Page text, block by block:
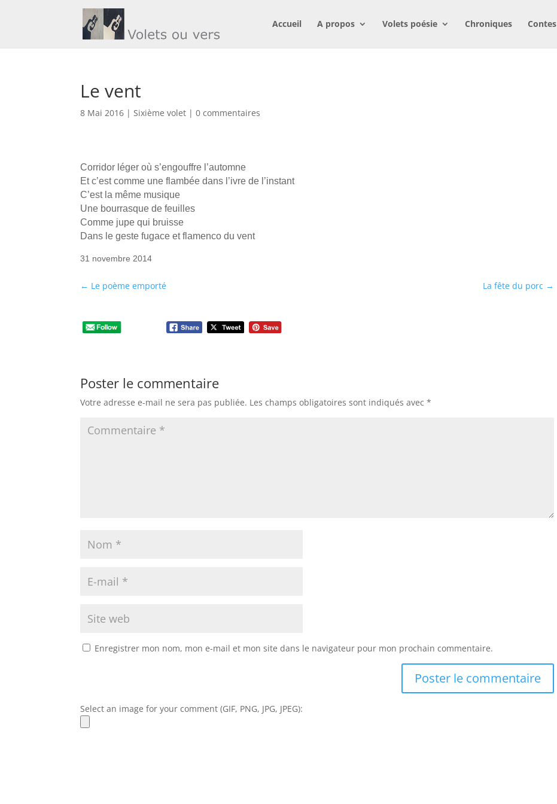
Accueil A propos Volets poésie Chroniques Contes
Le vent
8 Mai 2016 |Sixième volet |0 commentaires
Corridor léger où s’engouffre l’automne
Et c’est comme une flambée dans l’ivre de l’instant
C’est la même musique
Une bourrasque de feuilles
Comme jupe qui bruisse
Dans le geste fugace et flamenco du vent
31 novembre 2014
← Le poème emporté La fête du porc →
Poster le commentaire
Votre adresse e-mail ne sera pas publiée. Les champs obligatoires sont indiqués avec*
Enregistrer mon nom, mon e-mail et mon site dans le navigateur pour mon prochain commentaire.
Select an image for your comment (GIF, PNG, JPG, JPEG):